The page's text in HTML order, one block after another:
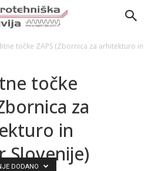
točke ZAPS (Zbornica za arhitekturo in
točke
za
in
Slovenije)
DODANO